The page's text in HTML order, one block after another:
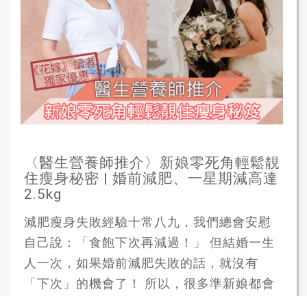
〈醫生營養師推介〉新娘零死角輕鬆靚
住瘦身秘密 | 婚前減肥、一星期減高達
2.5kg
減肥瘦身失敗經驗十常八九，我們總會安慰
自己說：「食飽下次再減過！」 但結婚一生
人一次，如果婚前減肥失敗的話，就沒有
「下次」的機會了！ 所以，很多準新娘都會